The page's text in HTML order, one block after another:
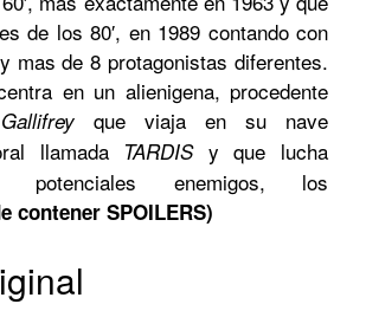
de los 80′, en 1989 contando con
mas de 8 protagonistas diferentes.
en un alienigena, procedente
Gallifrey que viaja en su nave
llamada TARDISy que lucha
potenciales enemigos, los
contener SPOILERS)